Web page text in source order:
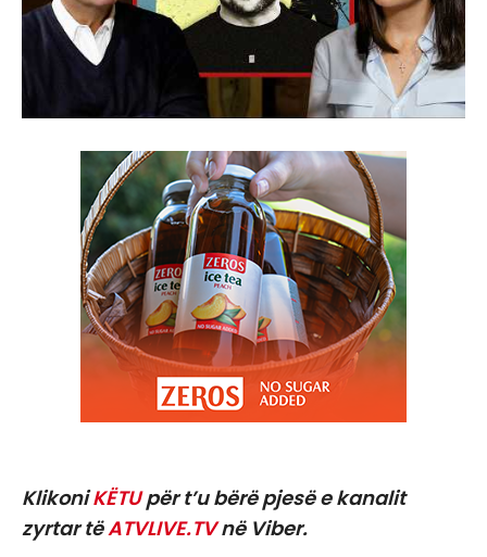
KlikoniKËTUpër t’u bërë pjesë e kanalit
zyrtar tëATVLIVE.TVnë Viber.